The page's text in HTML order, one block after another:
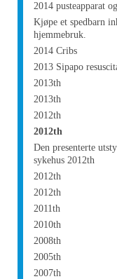
2014 pusteapparat
Kjøpe et spedbarn
hjemmebruk.
2014 Cribs
2013 Sipapo
2013th
2013th
2012th
2012th
Den presenterte
sykehus 2012th
2012th
2012th
2011th
2010th
2008th
2005th
2007th